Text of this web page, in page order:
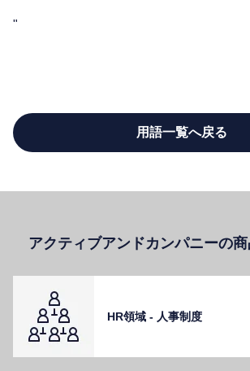
"
用語一覧へ戻る
アクティブアンドカンパニーの
HR領域 - ⼈事制度